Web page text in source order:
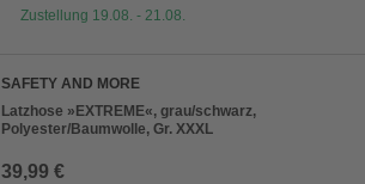
Zustellung 19.08. - 21.08.
SAFETY AND MORE
Latzhose »EXTREME«, grau/schwarz,
Polyester/Baumwolle, Gr. XXXL
39,99 €